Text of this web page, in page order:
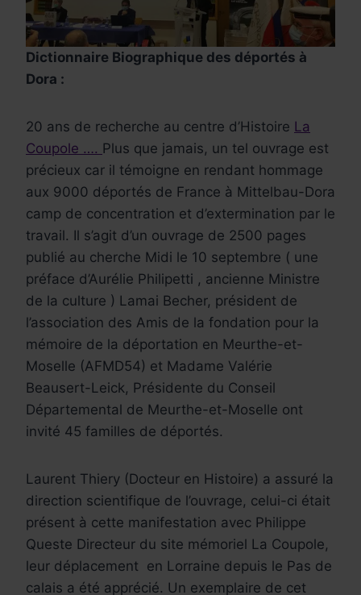
Dictionnaire Biographique des déportés à
Dora :
20 ans de recherche au centre d’Histoire La
Coupole …. Plus que jamais, un tel ouvrage est
précieux car il témoigne en rendant hommage
aux 9000 déportés de France à Mittelbau-Dora
camp de concentration et d’extermination par le
travail. Il s’agit d’un ouvrage de 2500 pages
publié au cherche Midi le 10 septembre ( une
préface d’Aurélie Philipetti , ancienne Ministre
de la culture ) Lamai Becher, président de
l’association des Amis de la fondation pour la
mémoire de la déportation en Meurthe-et-
Moselle (AFMD54) et Madame Valérie
Beausert-Leick, Présidente du Conseil
Départemental de Meurthe-et-Moselle ont
invité 45 familles de déportés.
Laurent Thiery (Docteur en Histoire) a assuré la
direction scientifique de l’ouvrage, celui-ci était
présent à cette manifestation avec Philippe
Queste Directeur du site mémoriel La Coupole,
leur déplacement en Lorraine depuis le Pas de
calais a été apprécié. Un exemplaire de cet